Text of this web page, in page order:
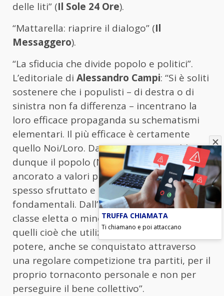
delle liti” (Il Sole 24 Ore).
“Mattarella: riaprire il dialogo” (Il
Messaggero).
“La sfiducia che divide popolo e politici”.
L’editoriale di Alessandro Campi: “Si è soliti
sostenere che i populisti – di destra o di
sinistra non fa differenza – incentrano la
loro efficace propaganda su schematismi
elementari. Il più efficace è certamente
quello Noi/Loro. Da una parte ci sarebbe
dunque il popolo (Noi): virtuoso, laborioso,
ancorato a valori profondi, ma sempre più
spesso sfruttato e privato dei suoi diritti
fondamentali. Dall’altra (Loro), i pochi, la
classe eletta o minoranza organizzata,
quelli cioè che utilizzano la politica e il
potere, anche se conquistato attraverso
una regolare competizione tra partiti, per il
proprio tornaconto personale e non per
perseguire il bene collettivo”.
TRUFFA CHIAMATA
Ti chiamano e poi attaccano